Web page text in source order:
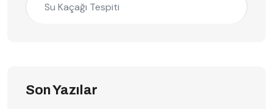
Su Kaçağı Tespiti
Son Yazılar